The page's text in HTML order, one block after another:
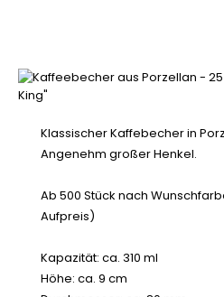
Klassischer Kaffebecher in
Angenehm großer Henkel.
Ab 500 Stück nach
Aufpreis)
Kapazität: ca. 310 ml
Höhe: ca. 9 cm